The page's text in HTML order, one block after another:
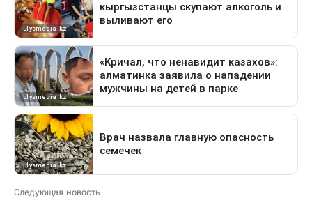
Следующая новость